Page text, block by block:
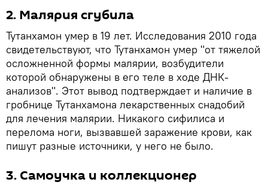
2. Малярия сгубила
Тутанхамон умер в 19 лет. Исследования 2010 года
свидетельствуют, что Тутанхамон умер "от тяжелой
осложненной формы малярии, возбудители
которой обнаружены в его теле в ходе ДНК-
анализов". Этот вывод подтверждает и наличие в
гробнице Тутанхамона лекарственных снадобий
для лечения малярии. Никакого сифилиса и
перелома ноги, вызвавшей заражение крови, как
пишут разные источники, у него не было.
3. Самоучка и коллекционер